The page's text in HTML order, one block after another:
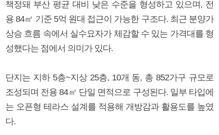
책정돼 부산 평균 대비 낮은 수준을 형성하고 있으며, 전
용 84㎡ 기준 5억 원대 접근이 가능한 구조다. 최근 분양가
상승 흐름 속에서 실수요자가 체감할 수 있는 가격대를 형
성했다는 점에서 의미가 있다.
단지는 지하 5층~지상 25층, 10개 동, 총 852가구 규모로
조성되며 전용 84㎡ 단일 면적으로 구성된다. 일부 타입에
는 오픈형 테라스 설계를 적용해 개방감과 활용도를 높였
다.